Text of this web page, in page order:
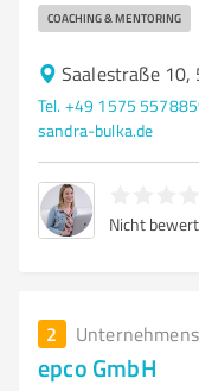
COACHING & MENTORING
Saalestraße 10,
Tel. +49 1575
sandra-bulka.de
Nicht
2
epco GmbH